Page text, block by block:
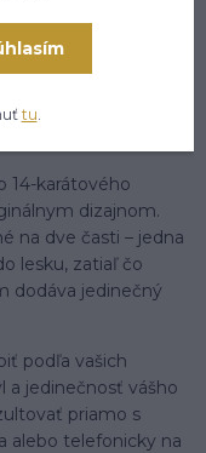
ktoré symbolicky
14-karátového
dizajnom.
na dve časti – jedna
lesku, zatiaľ čo
dodáva jedinečný
podľa vašich
a jedinečnosť vášho
priamo s
alebo telefonicky na
tu.